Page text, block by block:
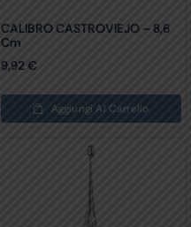
CALIBRO CASTROVIEJO – 8,6
Cm
9,92 €
Aggiungi Al Carrello